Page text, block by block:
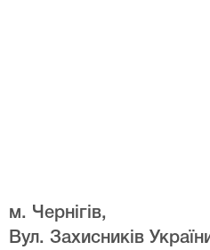
м. Чернігів,
Вул. Захисників